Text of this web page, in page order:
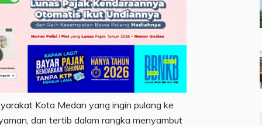
Kota Medan yang ingin pulang ke
dan tertib dalam rangka menyambut